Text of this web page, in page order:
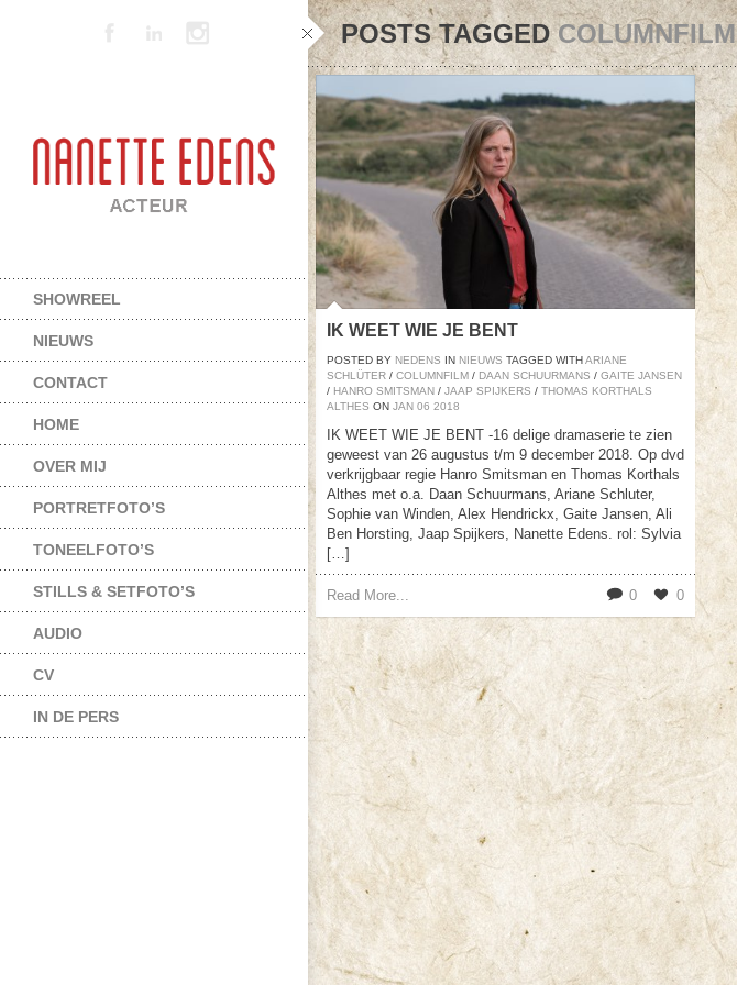
SHOWREEL
NIEUWS
CONTACT
HOME
OVER MIJ
PORTRETFOTO’S
TONEELFOTO’S
STILLS & SETFOTO’S
AUDIO
CV
IN DE PERS
POSTS TAGGEDCOLUMNFILM
IK WEET WIE JE BENT
POSTED BY NEDENS IN NIEUWS TAGGED WITH ARIANE
SCHLÜTER / COLUMNFILM / DAAN SCHUURMANS / GAITE JANSEN
/ HANRO SMITSMAN / JAAP SPIJKERS / THOMAS KORTHALS
ALTHES ON JAN 06 2018
IK WEET WIE JE BENT -16 delige dramaserie te zien
geweest van 26 augustus t/m 9 december 2018. Op dvd
verkrijgbaar regie Hanro Smitsman en Thomas Korthals
Althes met o.a. Daan Schuurmans, Ariane Schluter,
Sophie van Winden, Alex Hendrickx, Gaite Jansen, Ali
Ben Horsting, Jaap Spijkers, Nanette Edens. rol: Sylvia
[…]
Read More... 0 0